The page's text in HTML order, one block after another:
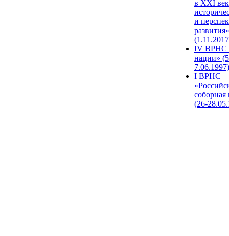
в XXI
и
развития»
IV ВРНС
нации»
7.06.1997)
I ВРНС
(26-